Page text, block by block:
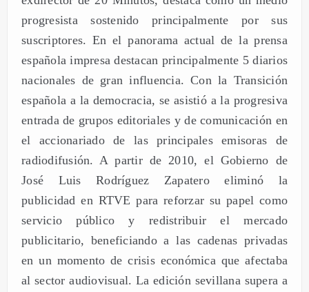
progresista sostenido principalmente por sus
suscriptores. En el panorama actual de la prensa
española impresa destacan principalmente 5 diarios
nacionales de gran influencia. Con la Transición
española a la democracia, se asistió a la progresiva
entrada de grupos editoriales y de comunicación en
el accionariado de las principales emisoras de
radiodifusión. A partir de 2010, el Gobierno de
José Luis Rodríguez Zapatero eliminó la
publicidad en RTVE para reforzar su papel como
servicio público y redistribuir el mercado
publicitario, beneficiando a las cadenas privadas
en un momento de crisis económica que afectaba
al sector audiovisual. La edición sevillana supera a